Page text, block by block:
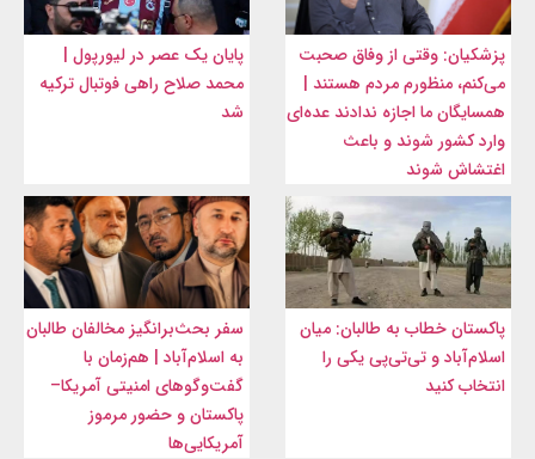
پزشکیان: وقتی از وفاق صحبت
می‌کنم، منظورم مردم هستند |
همسایگان ما اجازه ندادند عده‌ای
وارد کشور شوند و باعث
اغتشاش شوند
پایان یک عصر در لیورپول |
محمد صلاح راهی فوتبال ترکیه
شد
پاکستان خطاب به طالبان: میان
اسلام‌آباد و تی‌تی‌پی یکی را
انتخاب کنید
سفر بحث‌برانگیز مخالفان طالبان
به اسلام‌آباد | هم‌زمان با
گفت‌وگوهای امنیتی آمریکا–
پاکستان و حضور مرموز
آمریکایی‌ها